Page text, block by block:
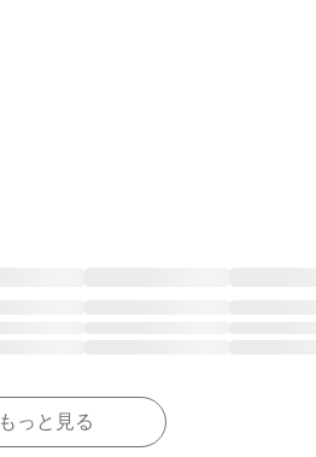
もっと見る